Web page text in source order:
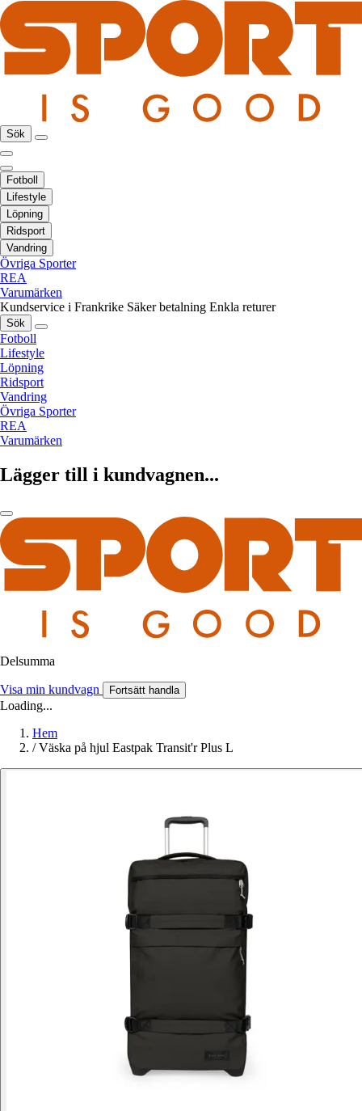
Sök
Fotboll
Lifestyle
Löpning
Ridsport
Vandring
Övriga Sporter
REA
Varumärken
Kundservice i Frankrike Säker betalning Enkla returer
Sök
Fotboll
Lifestyle
Löpning
Ridsport
Vandring
Övriga Sporter
REA
Varumärken
Lägger till i kundvagnen...
Delsumma
Visa min kundvagn Fortsätt handla
Loading...
Hem
/ Väska på hjul Eastpak Transit'r Plus L